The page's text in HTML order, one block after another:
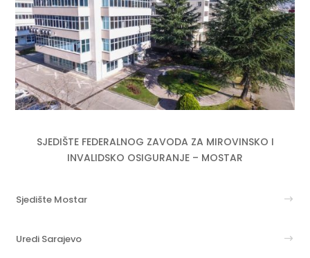
SJEDIŠTE FEDERALNOG ZAVODA ZA MIROVINSKO I
INVALIDSKO OSIGURANJE – MOSTAR
Sjedište Mostar
Uredi Sarajevo